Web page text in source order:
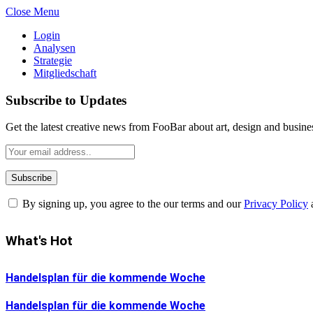
Close Menu
Login
Analysen
Strategie
Mitgliedschaft
Subscribe to Updates
Get the latest creative news from FooBar about art, design and
By signing up, you agree to the our terms and ourPrivacy Policy
What's Hot
Handelsplan für die kommende Woche
Handelsplan für die kommende Woche